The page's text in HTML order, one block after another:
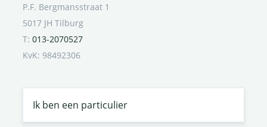
P.F. Bergmansstraat 1
5017 JH Tilburg
T: 013-2070527
KvK: 98492306
Ik ben een particulier